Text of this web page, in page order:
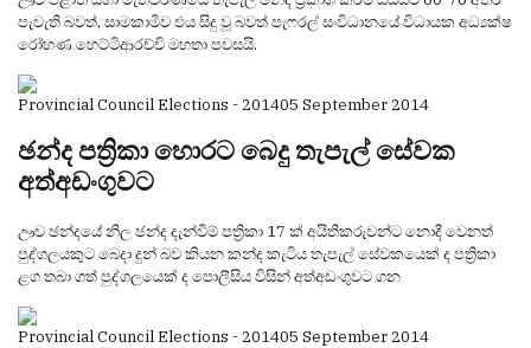
පැවැති බවත්, සාමකාමීව එය සිදු වූ බවත් පැෆරල් සංවිධානයේ විධායක අධ්‍යක්ෂ
රෝහණ හෙට්ටිආරච්චි මහතා පවසයි.
Provincial Council Elections - 201405 September 2014
ඡන්ද පත්‍රිකා හොරට බෙදු තැපැල් සේවක
අත්අඩංගුවට
ඌව ඡන්දයේ නිල ඡන්ද දැන්වීම් පත්‍රිකා 17 ක් අයිතිකරුවන්ට නොදී වෙනත්
පුද්ගලයකුට බෙදා දුන් බව කියන කන්ද කැටිය තැපැල් සේවකයෙක් ද පත්‍රිකා
ළග තබා ගත් පුද්ගලයෙක් ද පොලීසිය විසින් අත්අඩංගුවට ගන
Provincial Council Elections - 201405 September 2014